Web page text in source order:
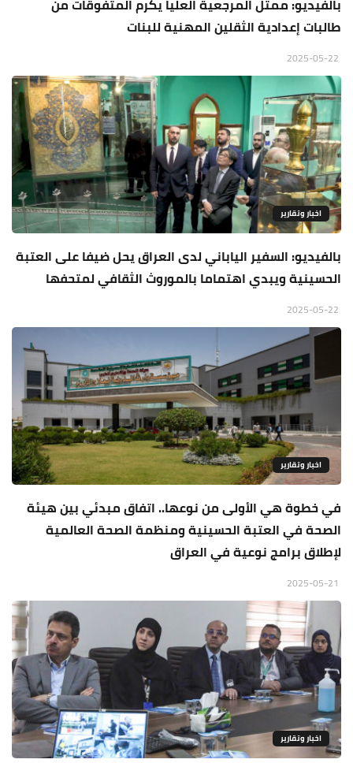
بالفيديو: ممثل المرجعية العليا يكرم المتفوقات من
طالبات إعدادية الثقلين المهنية للبنات
اخبار وتقارير
بالفيديو: السفير الياباني لدى العراق يحل ضيفا على العتبة
الحسينية ويبدي اهتماما بالموروث الثقافي لمتحفها
اخبار وتقارير
في خطوة هي الأولى من نوعها.. اتفاق مبدئي بين هيئة
الصحة في العتبة الحسينية ومنظمة الصحة العالمية
لإطلاق برامج نوعية في العراق
اخبار وتقارير